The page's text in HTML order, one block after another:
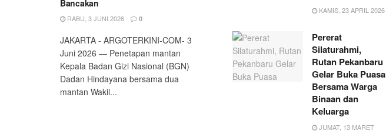
KAMIS, 23 APRIL 2026
Pererat
Silaturahmi,
Rutan Pekanbaru
Gelar Buka Puasa
Bersama Warga
Binaan dan
Keluarga
JUMAT, 13 MARET
Bancakan
RABU, 3 JUNI 2026 0
JAKARTA - ARGOTERKINI-COM- 3
Juni 2026 — Penetapan mantan
Kepala Badan Gizi Nasional (BGN)
Dadan Hindayana bersama dua
mantan Wakil...